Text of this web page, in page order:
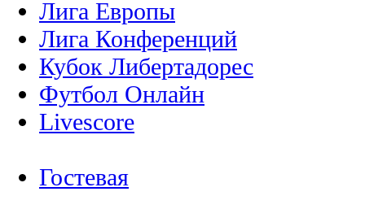
Лига Европы
Лига Конференций
Кубок Либертадорес
Футбол Онлайн
Livescore
Гостевая